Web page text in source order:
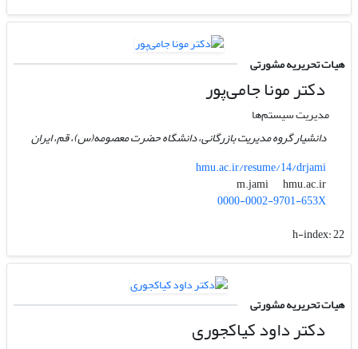
هیات تحریریه مشورتی
دکتر مونا جامی‌پور
مدیریت سیستم‌ها
دانشیار گروه مدیریت بازرگانی، دانشگاه حضرت معصومه(س)، قم، ایران
hmu.ac.ir/resume/14/drjami
m.jami
hmu.ac.ir
0000-0002-9701-653X
h-index:22
هیات تحریریه مشورتی
دکتر داود کیاکجوری